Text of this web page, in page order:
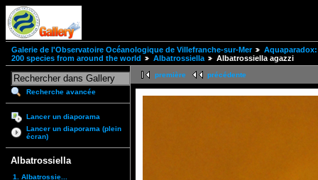
Galerie de l'Observatoire Océanologique de Villefranche-sur-Mer
200 species from around the world
Albatrossiella Albatrossiella agazzi
Recherche avancée
Lancer un diaporama
Lancer un diaporama (plein
écran)
Albatrossiella
1. Albatrossie...
première précédente